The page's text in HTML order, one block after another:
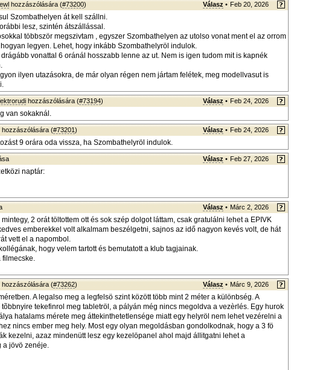
hozzászólására (#73200) Válasz • Feb 20, 2026
Szombathelyen át kell szállni.
lesz, szintén átszállással.
többször megszivtam , egyszer Szombathelyen az utolso vonat ment el az orrom
legyen. Lehet, hogy inkább Szombathelyröl indulok.
vonattal 6 oránál hosszabb lenne az ut. Nem is igen tudom mit is kapnék
ilyen utazásokra, de már olyan régen nem jártam felétek, meg modellvasut is
hozzászólására (#73194) Válasz • Feb 24, 2026
van sokaknál.
hozzászólására (#73201) Válasz • Feb 24, 2026
9 orára oda vissza, ha Szombathelyröl indulok.
Válasz • Feb 27, 2026
naptár:
Válasz • Márc 2, 2026
2 orát töltottem ott és sok szép dolgot láttam, csak gratulálni lehet a EPIVK
emberekkel volt alkalmam beszélgetni, sajnos az idő nagyon kevés volt, de hát
vett el a napombol.
hogy velem tartott és bemutatott a klub tagjainak.
filmecske.
hozzászólására (#73262) Válasz • Márc 9, 2026
A legalso meg a legfelsö szint között több mint 2 méter a különbség. A
tekefinrol meg tabletröl, a pályán még nincs megoldva a vezèrlés. Egy hurok
hatalams mérete meg áttekinthetetlensége miatt egy helyröl nem lehet vezérelni a
nincs ember meg hely. Most egy olyan megoldásban gondolkodnak, hogy a 3 fö
kezelni, azaz mindenütt lesz egy kezelöpanel ahol majd állitgatni lehet a
a jövö zenéje.